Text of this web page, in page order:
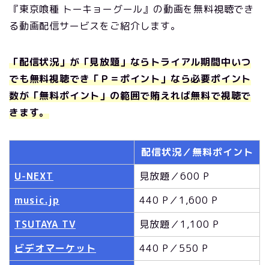
『東京喰種 トーキョーグール』の動画を無料視聴でき
る動画配信サービスをご紹介します。
「配信状況」が「見放題」ならトライアル期間中いつ
でも無料視聴でき「Ｐ＝ポイント」なら必要ポイント
数が「無料ポイント」の範囲で賄えれば無料で視聴で
きます。
配信状況／無料ポイント
U-NEXT
見放題／600 P
music.jp
440 P／1,600 P
TSUTAYA TV
見放題／1,100 P
ビデオマーケット
440 P／550 P